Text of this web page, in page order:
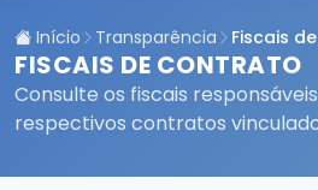
Início Transparência Fiscais
FISCAIS DE CONTRATO
Consulte os fiscais
respectivos contratos